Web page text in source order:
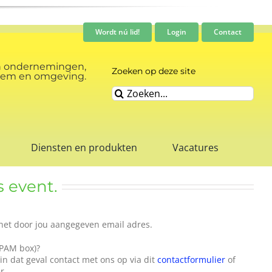
Wordt nú lid! Login Contact
ondernemingen,
en omgeving.
Zoeken op deze site
Zoeken
naar:
Diensten en produkten Vacatures
event.
door jou aangegeven email adres.
box)?
dat geval contact met ons op via dit contactformulierof